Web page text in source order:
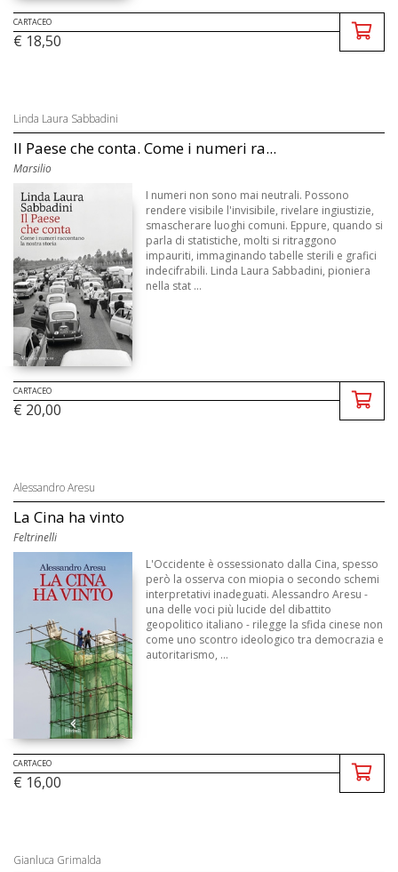
CARTACEO
€ 18,50
Linda Laura Sabbadini
Il Paese che conta. Come i numeri ra...
Marsilio
I numeri non sono mai neutrali. Possono
rendere visibile l'invisibile, rivelare ingiustizie,
smascherare luoghi comuni. Eppure, quando si
parla di statistiche, molti si ritraggono
impauriti, immaginando tabelle sterili e grafici
indecifrabili. Linda Laura Sabbadini, pioniera
nella stat ...
CARTACEO
€ 20,00
Alessandro Aresu
La Cina ha vinto
Feltrinelli
L'Occidente è ossessionato dalla Cina, spesso
però la osserva con miopia o secondo schemi
interpretativi inadeguati. Alessandro Aresu -
una delle voci più lucide del dibattito
geopolitico italiano - rilegge la sfida cinese non
come uno scontro ideologico tra democrazia e
autoritarismo, ...
CARTACEO
€ 16,00
Gianluca Grimalda